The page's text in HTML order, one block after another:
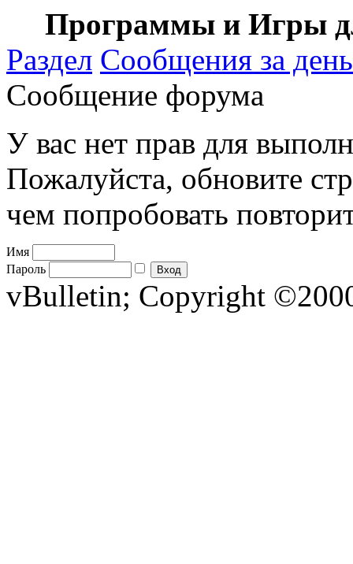
Программы и Игры
Раздел Сообщения за день
Сообщение форума
У вас нет прав для
Пожалуйста, обновите
чем попробовать
Имя
Пароль
vBulletin; Copyright